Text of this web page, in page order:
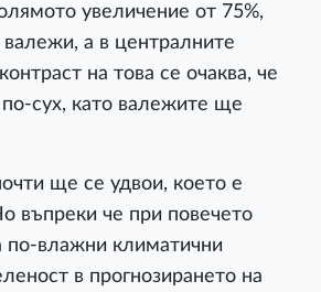
увеличение от 75%,
а в централните
на това се очаква, че
сух, като валежите ще
ще се удвои, което е
въпреки че при повечето
по-влажни климатични
в прогнозирането на